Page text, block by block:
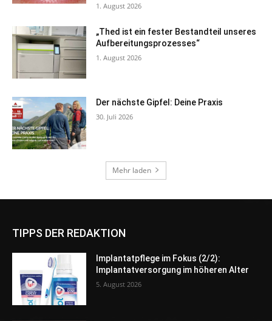
TIPPS DER REDAKTION
Implantatpflege im Fokus (2/2):
Implantatversorgung im höheren Alter
5. August 2026